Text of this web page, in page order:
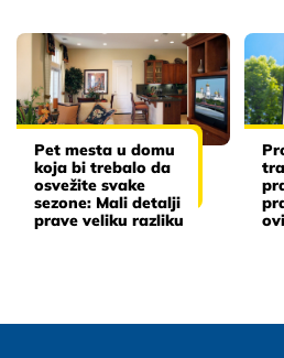
Pet mesta u domu
koja bi trebalo da
osvežite svake
sezone: Mali detalji
prave veliku razliku